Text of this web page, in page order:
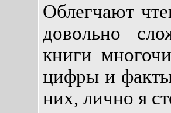
Облегчают
довольно
книги
цифры и
них, лично я